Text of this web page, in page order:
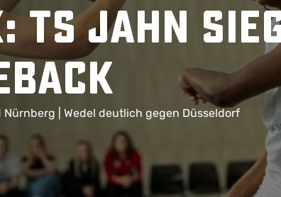
TS Jahn
| Wedel deutlich gegen Düsseldorf